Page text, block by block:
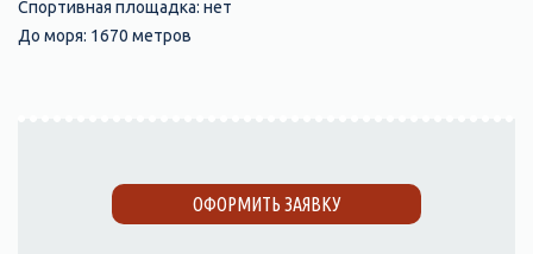
Спортивная площадка: нет
До моря: 1670 метров
ОФОРМИТЬ ЗАЯВКУ